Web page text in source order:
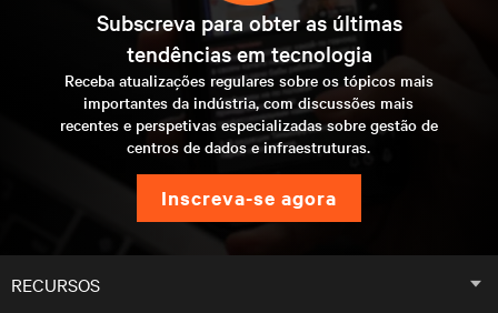
Subscreva para obter as últimas
tendências em tecnologia
Receba atualizações regulares sobre os tópicos mais
importantes da indústria, com discussões mais
recentes e perspetivas especializadas sobre gestão de
centros de dados e infraestruturas.
inscreva-se agora
RECURSOS